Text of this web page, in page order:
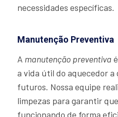
necessidades específicas.
Manutenção Preventiva
A manutenção preventiva
a vida útil do aquecedor a
futuros. Nossa equipe
limpezas para garantir
funcionando de forma